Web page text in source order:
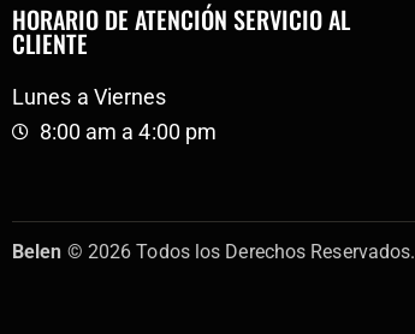
HORARIO DE ATENCIÓN SERVICIO AL
CLIENTE
Lunes a Viernes
8:00 am a 4:00 pm
Belen © 2026 Todos los Derechos Reservados.